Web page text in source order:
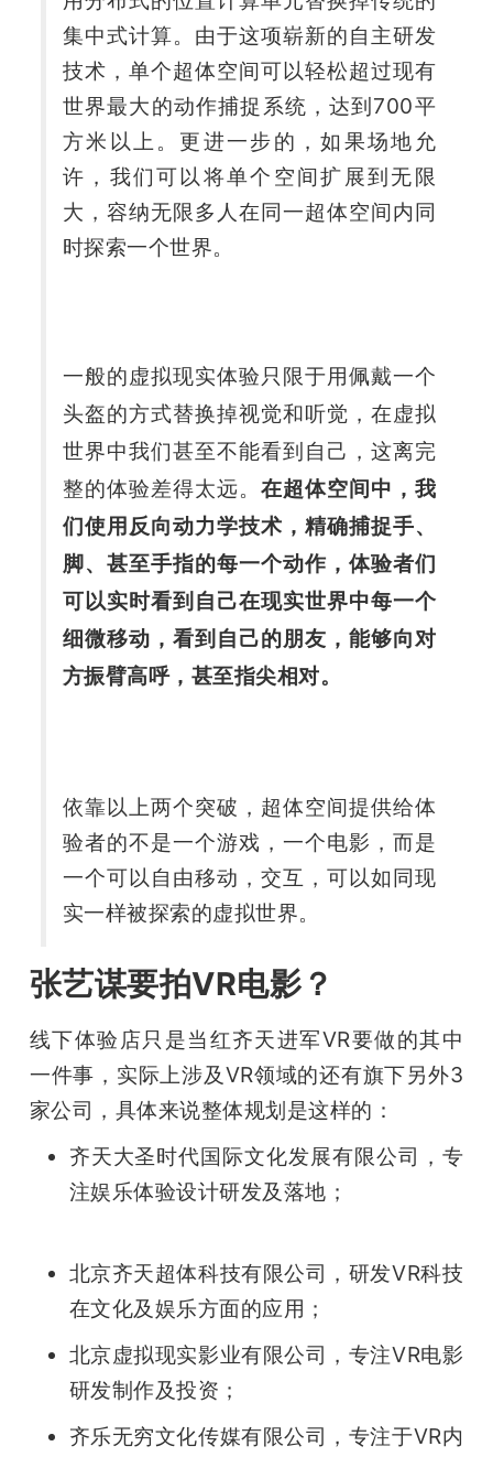
集中式计算。由于这项崭新的自主研发
技术，单个超体空间可以轻松超过现有
世界最大的动作捕捉系统，达到700平
方米以上。更进一步的，如果场地允
许，我们可以将单个空间扩展到无限
大，容纳无限多人在同一超体空间内同
时探索一个世界。
一般的虚拟现实体验只限于用佩戴一个
头盔的方式替换掉视觉和听觉，在虚拟
世界中我们甚至不能看到自己，这离完
整的体验差得太远。 在超体空间中，我
们使用反向动力学技术，精确捕捉手、
脚、甚至手指的每一个动作，体验者们
可以实时看到自己在现实世界中每一个
细微移动，看到自己的朋友，能够向对
方振臂高呼，甚至指尖相对。
依靠以上两个突破，超体空间提供给体
验者的不是一个游戏，一个电影，而是
一个可以自由移动，交互，可以如同现
实一样被探索的虚拟世界。
张艺谋要拍VR电影？
线下体验店只是当红齐天进军VR要做的其中
一件事，实际上涉及VR领域的还有旗下另外3
家公司，具体来说整体规划是这样的：
齐天大圣时代国际文化发展有限公司，专
注娱乐体验设计研发及落地；
北京齐天超体科技有限公司，研发VR科技
在文化及娱乐方面的应用；
北京虚拟现实影业有限公司，专注VR电影
研发制作及投资；
齐乐无穷文化传媒有限公司，专注于VR内